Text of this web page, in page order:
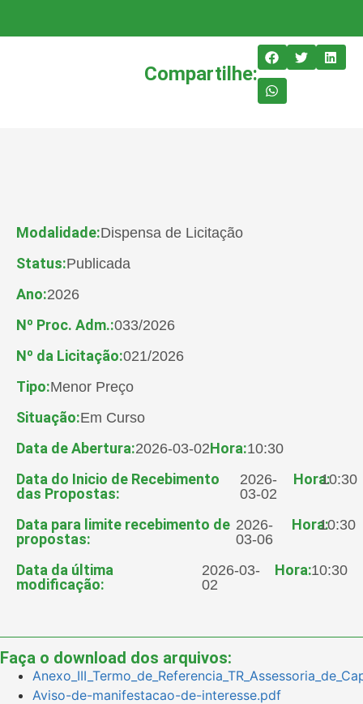
Compartilhe:
Modalidade:Dispensa de Licitação
Status:Publicada
Ano:2026
Nº Proc. Adm.:033/2026
Nº da Licitação:021/2026
Tipo:Menor Preço
Situação:Em Curso
Data de Abertura:2026-03-02Hora:10:30
Data do Inicio de Recebimento
das Propostas:
2026-
03-02
Hora:10:30
Data para limite recebimento de
propostas:
2026-
03-06
Hora:10:30
Data da última
modificação:
2026-03-
02
Hora:10:30
Faça o download dos arquivos:
Aviso-de-manifestacao-de-interesse.pdf